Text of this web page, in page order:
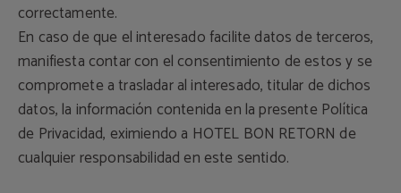
correctamente.
En caso de que el interesado facilite datos de terceros,
manifiesta contar con el consentimiento de estos y se
compromete a trasladar al interesado, titular de dichos
datos, la información contenida en la presente Política
de Privacidad, eximiendo a HOTEL BON RETORN de
cualquier responsabilidad en este sentido.